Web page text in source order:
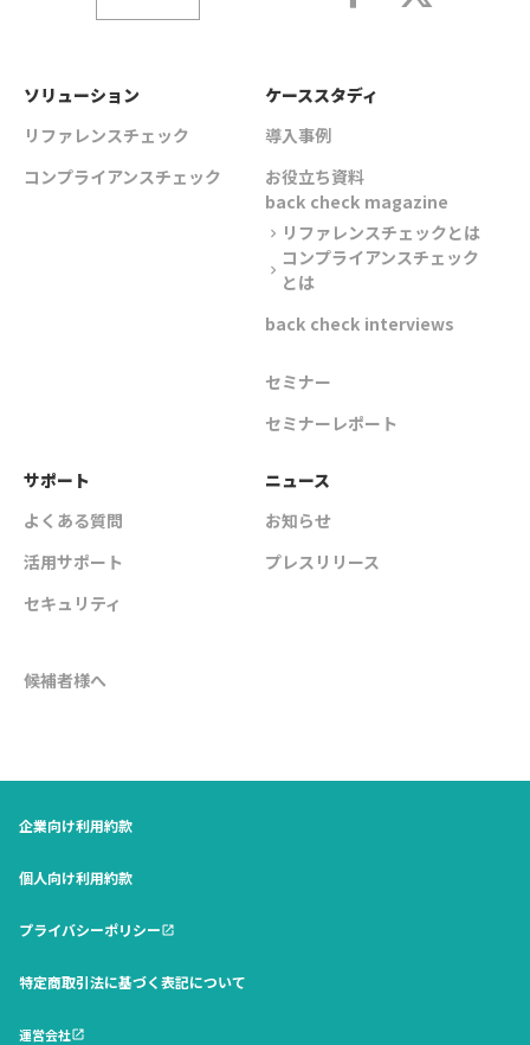
ソリューション
リファレンスチェック
コンプライアンスチェック
ケーススタディ
導入事例
お役立ち資料
back check magazine
chevron_right リファレンスチェックとは
chevron_right
コンプライアンスチェック
とは
back check interviews
セミナー
セミナーレポート
サポート
よくある質問
活用サポート
セキュリティ
ニュース
お知らせ
プレスリリース
候補者様へ
企業向け利用約款
個人向け利用約款
プライバシーポリシー open_in_new
特定商取引法に基づく表記について
運営会社open_in_new